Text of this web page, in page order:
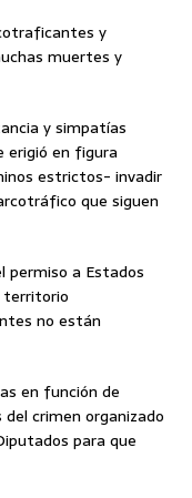
y
muertes y
y simpatías
erigió en figura
estrictos- invadir
que siguen
permiso a Estados
territorio
no están
en función de
crimen organizado
para que